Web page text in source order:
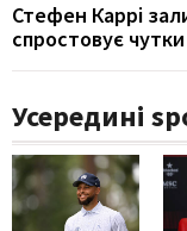
Стефен Каррі
спростовує
Усередині